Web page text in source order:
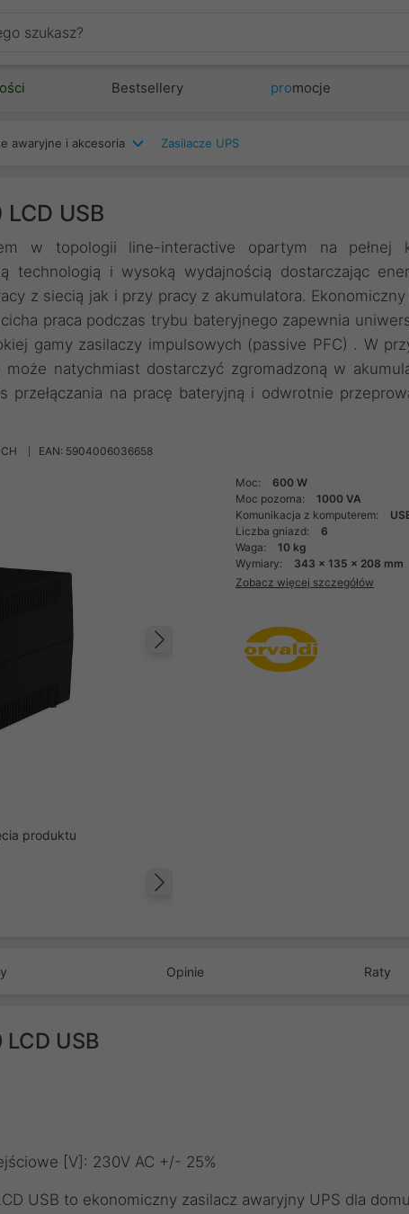
Bestsellery promocje
awaryjne i akcesoria Zasilacze UPS
USB
w topologii line-interactive opartym na pełnej
technologią i wysoką wydajnością dostarczając
z siecią jak i przy pracy z akumulatora. Ekonomiczny
praca podczas trybu bateryjnego zapewnia
gamy zasilaczy impulsowych (passive PFC) . W
natychmiast dostarczyć zgromadzoną w
przełączania na pracę bateryjną i odwrotnie
EAN: 5904006036658
Następny
produktu
Moc:
600 W
Moc pozorna:
1000 VA
Komunikacja z komputerem:
Liczba gniazd:
6
Waga:
10 kg
Wymiary:
343 x 135 x 208 mm
Zobacz więcej szczegółów
Opinie Raty
USB
[V]: 230V AC +/- 25%
USB to ekonomiczny zasilacz awaryjny UPS dla